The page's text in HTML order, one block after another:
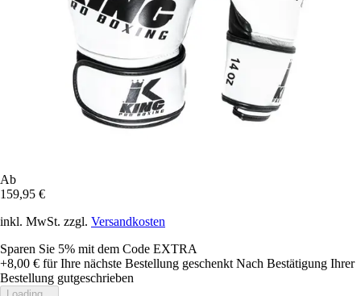
Ab
159,95 €
inkl. MwSt. zzgl. Versandkosten
Sparen Sie 5% mit dem Code EXTRA
+8,00 € für Ihre nächste Bestellung geschenkt Nach Bestätigung Ihrer
Bestellung gutgeschrieben